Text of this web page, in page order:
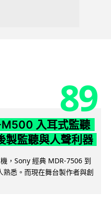
89
M500 入耳式監聽
製監聽與人聲利器
，Sony 經典 MDR-7506 到
悉。而現在舞台製作者與創